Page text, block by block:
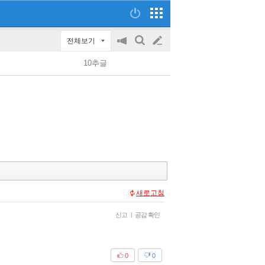
전체보기
공
on/off
검
글
쓰
10추글
새로고침
신고 | 공감 확인
0
0